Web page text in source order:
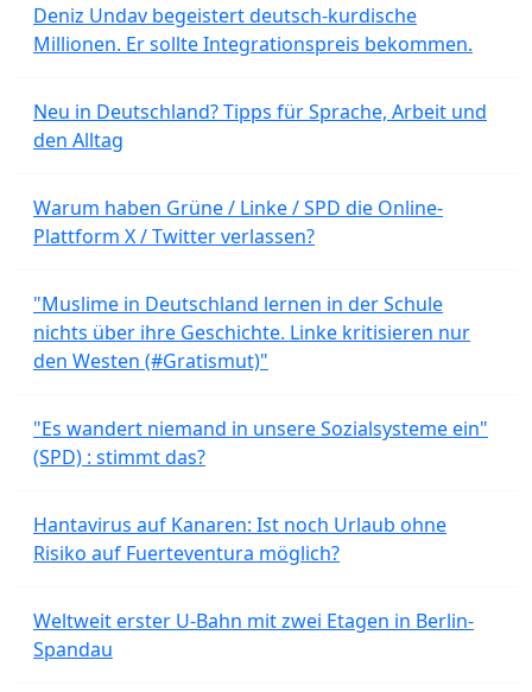
Deniz Undav begeistert deutsch-kurdische
Millionen. Er sollte Integrationspreis bekommen.
Neu in Deutschland? Tipps für Sprache, Arbeit und
den Alltag
Warum haben Grüne / Linke / SPD die Online-
Plattform X / Twitter verlassen?
"Muslime in Deutschland lernen in der Schule
nichts über ihre Geschichte. Linke kritisieren nur
den Westen (#Gratismut)"
"Es wandert niemand in unsere Sozialsysteme ein"
(SPD) : stimmt das?
Hantavirus auf Kanaren: Ist noch Urlaub ohne
Risiko auf Fuerteventura möglich?
Weltweit erster U-Bahn mit zwei Etagen in Berlin-
Spandau